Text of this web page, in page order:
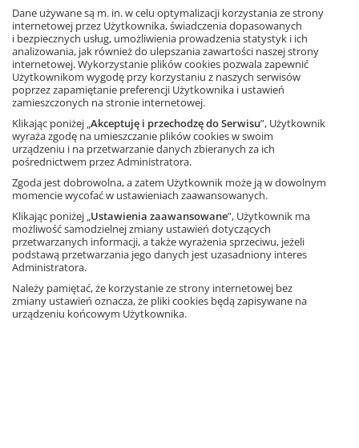
Matematura.pl
Przygotowanie do egzaminu
Dane używane są m. in. w celu optymalizacji korzystania ze strony
internetowej przez Użytkownika, świadczenia dopasowanych
i bezpiecznych usług, umożliwienia prowadzenia statystyk i ich
analizowania, jak również do ulepszania zawartości naszej strony
internetowej. Wykorzystanie plików cookies pozwala zapewnić
Użytkownikom wygodę przy korzystaniu z naszych serwisów
poprzez zapamiętanie preferencji Użytkownika i ustawień
zamieszczonych na stronie internetowej.
Klikając poniżej „ Akceptuję i przechodzę do Serwisu”, Użytkownik
wyraża zgodę na umieszczanie plików cookies w swoim
urządzeniu i na przetwarzanie danych zbieranych za ich
pośrednictwem przez Administratora.
Zgoda jest dobrowolna, a zatem Użytkownik może ją w dowolnym
momencie wycofać w ustawieniach zaawansowanych.
Klikając poniżej „ Ustawienia zaawansowane”, Użytkownik ma
możliwość samodzielnej zmiany ustawień dotyczących
przetwarzanych informacji, a także wyrażenia sprzeciwu, jeżeli
podstawą przetwarzania jego danych jest uzasadniony interes
Administratora.
Należy pamiętać, że korzystanie ze strony internetowej bez
zmiany ustawień oznacza, że pliki cookies będą zapisywane na
urządzeniu końcowym Użytkownika.